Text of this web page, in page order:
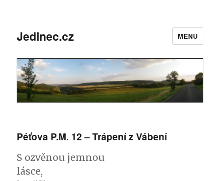
Jedinec.cz MENU
Péťova P.M. 12 – Trápení z Vábení
S ozvěnou jemnou
lásce,